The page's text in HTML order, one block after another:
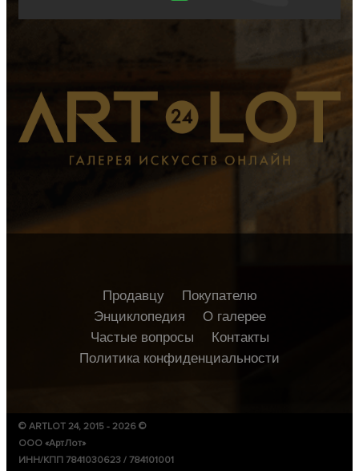
Продавцу
Покупателю
Энциклопедия
О галерее
Частые вопросы
Контакты
Политика конфиденциальности
© ARTLOT 24, 2015 - 2026 ©
ООО «АртЛот»
ИНН/КПП 7841030623 / 784101001